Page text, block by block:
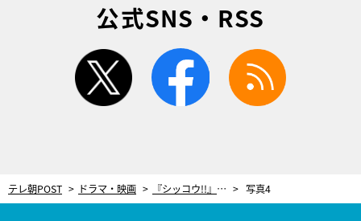
公式SNS・RSS
twitter facebook
テレ朝POST ドラマ・映画 『シッコウ!!』ついに最終回！織田裕二、クランクアップで「この歳にしてすごく新鮮な気持ち」 写真4